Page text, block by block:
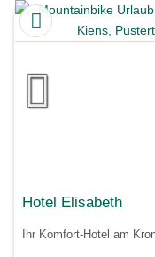
Hotel Elisabeth
Ihr Komfort-Hotel am